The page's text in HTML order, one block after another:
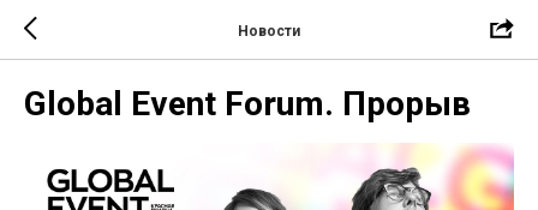
Новости
Global Event Forum. Прорыв